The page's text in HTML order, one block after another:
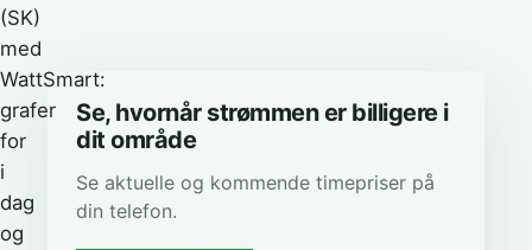
(SK)
med
WattSmart:
grafer
for
i
dag
og
Se, hvornår strømmen er billigere i
dit område
Se aktuelle og kommende timepriser på
din telefon.